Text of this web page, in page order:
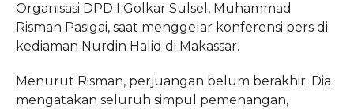
Organisasi DPD I Golkar Sulsel, Muhammad
Risman Pasigai, saat menggelar konferensi pers di
kediaman Nurdin Halid di Makassar.
Menurut Risman, perjuangan belum berakhir. Dia
mengatakan seluruh simpul pemenangan,